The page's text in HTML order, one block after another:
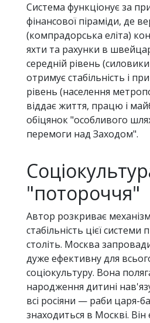
Система функціонує за
фінансової піраміди, де
(компрадорська еліта)
яхти та рахунки в
середній рівень
отримує стабільність і
рівень (населення
віддає життя, працю і
обіцянок "особливого
перемоги над Заходом".
"потороччя"
Автор розкриває
стабільність цієї
століть. Москва
дуже ефективну для
соціокультуру. Вона
народження дитині
всі росіяни — раби царя-
знаходиться в Москві.